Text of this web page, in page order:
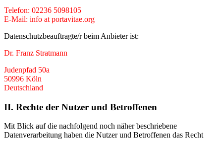
Telefon: 02236 5098105
E-Mail: info at portavitae.org
Datenschutzbeauftragte/r beim Anbieter ist:
Dr. Franz Stratmann
Judenpfad 50a
50996 Köln
Deutschland
II. Rechte der Nutzer und Betroffenen
Mit Blick auf die nachfolgend noch näher beschriebene
Datenverarbeitung haben die Nutzer und Betroffenen das Recht